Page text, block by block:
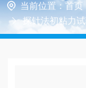
当前位置： 首页
探针法初粘力
粘附力测试仪-产品